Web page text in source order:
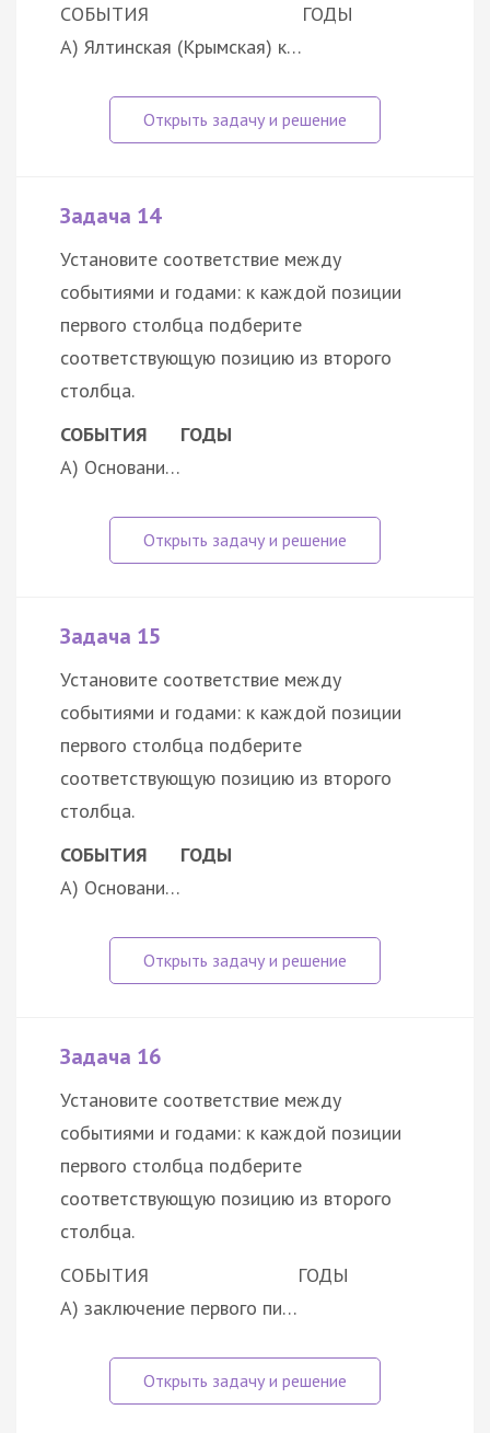
СОБЫТИЯ
ГОДЫ
А) Ялтинская (Крымская) к…
Задача 14
Установите соответствие между
событиями и годами: к каждой позиции
первого столбца подберите
соответствующую позицию из второго
столбца.
СОБЫТИЯ
ГОДЫ
А) Основани…
Задача 15
Установите соответствие между
событиями и годами: к каждой позиции
первого столбца подберите
соответствующую позицию из второго
столбца.
СОБЫТИЯ
ГОДЫ
А) Основани…
Задача 16
Установите соответствие между
событиями и годами: к каждой позиции
первого столбца подберите
соответствующую позицию из второго
столбца.
СОБЫТИЯ
ГОДЫ
А) заключение первого пи…